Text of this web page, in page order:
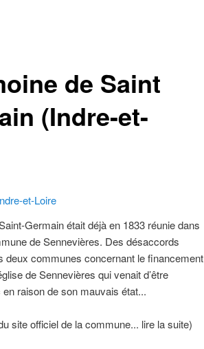
de Saint
(Indre-et-
et-Loire
Germain était déjà en 1833 réunie dans
de Sennevières. Des désaccords
deux communes concernant le financement
de Sennevières qui venait d’être
en raison de son mauvais état...
site officiel de la commune... lire la suite)